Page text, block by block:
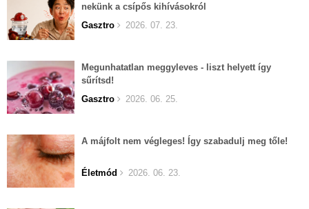
nekünk a csípős kihívásokról
Gasztro
2026. 07. 23.
Megunhatatlan meggyleves - liszt helyett így
sűrítsd!
Gasztro
2026. 06. 25.
A májfolt nem végleges! Így szabadulj meg tőle!
Életmód 2026. 06. 23.